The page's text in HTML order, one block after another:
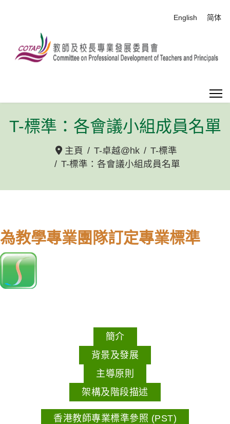
選擇你的語言
English 简体
T-標準：各會議小組成員名單
主頁 T-卓越@hk
T-標準
T-標準：各會議小組成員名單
為教學專業團隊訂定專業標準
簡介
背景及發展
主導原則
架構及階段描述
香港教師專業標準參照 (PST)